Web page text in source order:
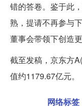
错的答卷。鉴于此
熟，提请不再参与
董事会带领下创造
截至发稿，京东方
值约1179.67亿元。
网络标签